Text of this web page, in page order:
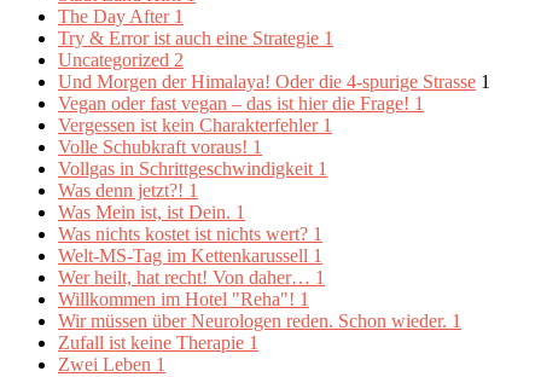
The Day After 1
Try & Error ist auch eine Strategie 1
Uncategorized 2
Und Morgen der Himalaya! Oder die 4-spurige Strasse 1
Vegan oder fast vegan – das ist hier die Frage! 1
Vergessen ist kein Charakterfehler 1
Volle Schubkraft voraus! 1
Vollgas in Schrittgeschwindigkeit 1
Was denn jetzt?! 1
Was Mein ist, ist Dein. 1
Was nichts kostet ist nichts wert? 1
Welt-MS-Tag im Kettenkarussell 1
Wer heilt, hat recht! Von daher… 1
Willkommen im Hotel "Reha"! 1
Wir müssen über Neurologen reden. Schon wieder. 1
Zufall ist keine Therapie 1
Zwei Leben 1